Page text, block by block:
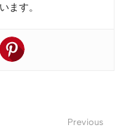
ます。
Previous